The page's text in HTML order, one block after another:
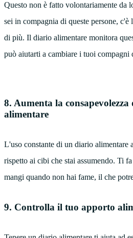
Questo non è fatto volontariamente da
sei in compagnia di queste persone, c'è
di più. Il diario alimentare monitora
può aiutarti a cambiare i tuoi compagni
8. Aumenta la
alimentare
L'uso constante di un diario alimentare
rispetto ai cibi che stai assumendo. Ti
mangi quando non hai fame, il che
9. Controlla il tuo apporto